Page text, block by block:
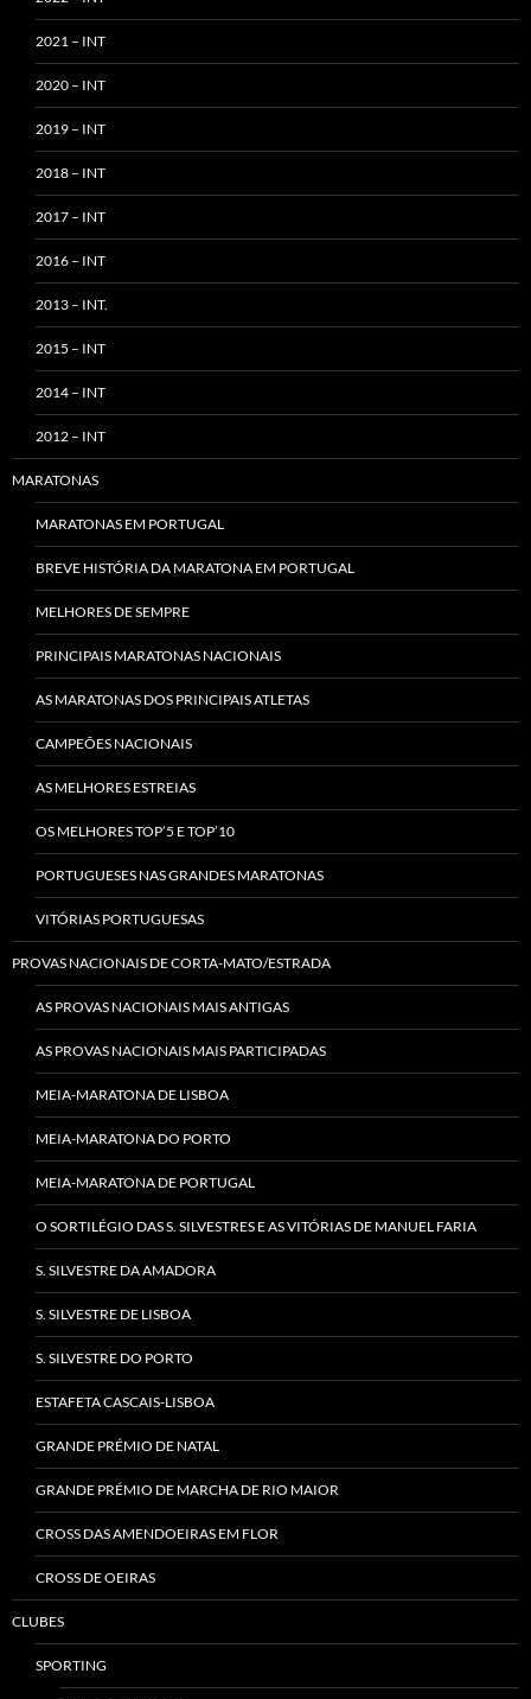
2021 – INT
2020 – INT
2019 – INT
2018 – INT
2017 – INT
2016 – INT
2013 – INT.
2015 – INT
2014 – INT
2012 – INT
MARATONAS
MARATONAS EM PORTUGAL
BREVE HISTÓRIA DA MARATONA EM PORTUGAL
MELHORES DE SEMPRE
PRINCIPAIS MARATONAS NACIONAIS
AS MARATONAS DOS PRINCIPAIS ATLETAS
CAMPEÕES NACIONAIS
AS MELHORES ESTREIAS
OS MELHORES TOP’5 E TOP’10
PORTUGUESES NAS GRANDES MARATONAS
VITÓRIAS PORTUGUESAS
PROVAS NACIONAIS DE CORTA-MATO/ESTRADA
AS PROVAS NACIONAIS MAIS ANTIGAS
AS PROVAS NACIONAIS MAIS PARTICIPADAS
MEIA-MARATONA DE LISBOA
MEIA-MARATONA DO PORTO
MEIA-MARATONA DE PORTUGAL
O SORTILÉGIO DAS S. SILVESTRES E AS VITÓRIAS DE MANUEL FARIA
S. SILVESTRE DA AMADORA
S. SILVESTRE DE LISBOA
S. SILVESTRE DO PORTO
ESTAFETA CASCAIS-LISBOA
GRANDE PRÉMIO DE NATAL
GRANDE PRÉMIO DE MARCHA DE RIO MAIOR
CROSS DAS AMENDOEIRAS EM FLOR
CROSS DE OEIRAS
CLUBES
SPORTING